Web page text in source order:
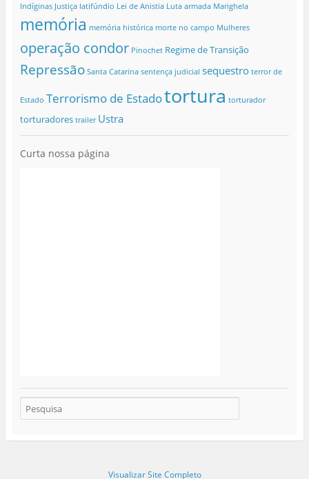
Indíginas Justiça latifúndio Lei de Anistia Luta armada Marighela
memória memória histórica morte no campo Mulheres
operação condor Pinochet Regime de Transição
Repressão Santa Catarina sentença judicial sequestro terror de
Estado Terrorismo de Estadotortura torturador
torturadores trailer Ustra
Curta nossa página
Visualizar Site Completo